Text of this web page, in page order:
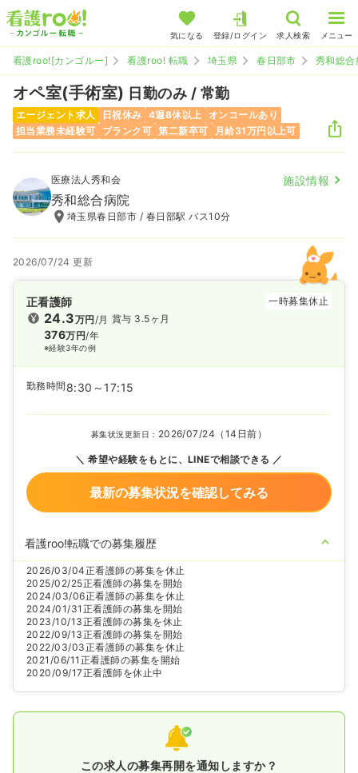
気になる 登録/ログイン 求人検索 メニュー
看護roo![カンゴルー] 看護roo! 転職 埼玉県 春日部市 秀和総合
オペ室(手術室) 日勤のみ / 常勤
エージェント求人 日祝休み 4週8休以上
オンコールあり
担当業務未経験可
ブランク可 第二新卒可 月給31万円以上可
医療法人秀和会 施設情報
秀和総合病院
埼玉県春日部市 / 春日部駅 バス10分
2026/07/24 更新
正看護師 一時募集休止
24.3万円/月
376万円/年
※経験3年の例
賞与 3.5ヶ月
勤務時間 8:30～17:15
募集状況更新日： 2026/07/24（14日前）
希望や経験をもとに、LINEで相談できる
最新の募集状況を確認してみる
看護roo!転職での募集履歴
2026/03/04正看護師の募集を休止
2025/02/25正看護師の募集を開始
2024/03/06正看護師の募集を休止
2024/01/31 正看護師の募集を開始
2023/10/13正看護師の募集を休止
2022/09/13正看護師の募集を開始
2022/03/03正看護師の募集を休止
2021/06/11 正看護師の募集を開始
2020/09/17正看護師を休止中
この求人の募集再開を通知しますか？